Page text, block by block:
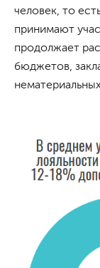
человек, то
принимают
продолжает
бюджетов,